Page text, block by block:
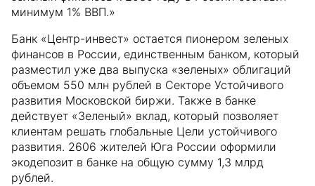
минимум 1% ВВП.»
Банк «Центр-инвест» остается пионером зеленых
финансов в России, единственным банком, который
разместил уже два выпуска «зеленых» облигаций
объемом 550 млн рублей в Секторе Устойчивого
развития Московской биржи. Также в банке
действует «Зеленый» вклад, который позволяет
клиентам решать глобальные Цели устойчивого
развития. 2606 жителей Юга России оформили
экодепозит в банке на общую сумму 1,3 млрд
рублей.